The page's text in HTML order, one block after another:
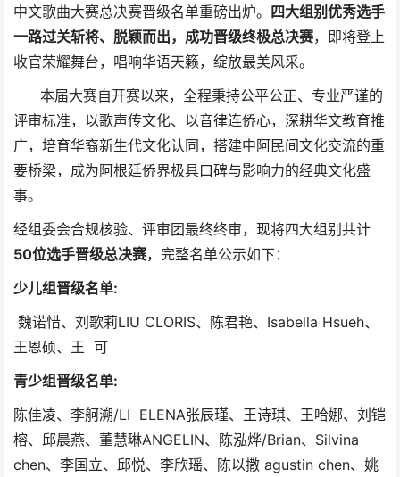
中文歌曲大赛总决赛晋级名单重磅出炉。 四大组别优秀选手
一路过关斩将、脱颖而出，成功晋级终极总决赛，即将登上
收官荣耀舞台，唱响华语天籁，绽放最美风采。
本届大赛自开赛以来，全程秉持公平公正、专业严谨的
评审标准，以歌声传文化、以音律连侨心，深耕华文教育推
广，培育华裔新生代文化认同，搭建中阿民间文化交流的重
要桥梁，成为阿根廷侨界极具口碑与影响力的经典文化盛
事。
经组委会合规核验、评审团最终终审，现将四大组别共计
50位选手晋级总决赛， 完整名单公示如下：
少儿组晋级名单:
魏诺惜、刘歌莉LIU CLORIS、陈君艳、Isabella Hsueh、
王恩硕、王 可
青少组晋级名单:
陈佳凌、李舸溯/LI ELENA张辰瑾、王诗琪、王哈娜、刘铠
榕、邱晨燕、董慧琳ANGELIN、陈泓烨/Brian、Silvina
chen、李国立、邱悦、李欣瑶、陈以撒 agustin chen、姚